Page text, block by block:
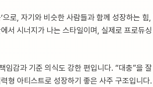
로, 자기와 비슷한 사람들과 함께 성장하는
서 시너지가 나는 스타일이며, 실제로 프로듀
임감과 기준 의식도 강한 편입니다. “대충”을
형 아티스트로 성장하기 좋은 사주 구조입니다.